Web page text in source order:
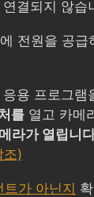
결되지 않습
전원을 공급
용 프로그램
를 열고 카메
라가 열립니
조)
가 아닌지